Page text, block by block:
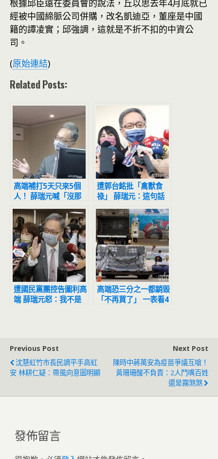
根據邱臣遠在委員會的說法，丘以思去年4月底就已
經被中國締脈公司併購，改名凱迪亞，董座是中國
籍的譚凌實；邱強調，這就是不折不扣的中資公
司。
(原始連結)
Related Posts:
高端補打5天只來5個
人！ 薛瑞元喊「沒那
麼多需要」不會補助赴
日PCR
遭郭台銘批「禽獸食
祿」 薛瑞元：這句話
重了點「沒catch到我
本意」
遭國民黨團控告圖利高
端 薛瑞元怒：我不是
高端恐三分之一都銷毀
「不再買了」 一表看4
Previous Post
沈慧虹竹市長民調平手高虹
安 林耕仁疑：帶風向意圖明顯
Next Post
陳時中蔣萬安為疫苗爭議互嗆！
黃珊珊酸不負責：2人鬥嘴百姓
還是霧煞煞
發佈留言